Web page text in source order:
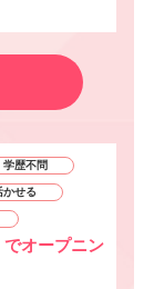
学歴不問
かせる
オープニン